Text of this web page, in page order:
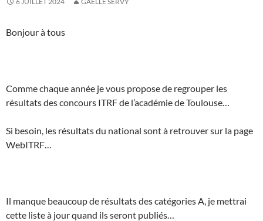
Bonjour à tous
Comme chaque année je vous propose de regrouper les
résultats des concours ITRF de l’académie de Toulouse…
Si besoin, les résultats du national sont à retrouver sur la page
WebITRF…
Il manque beaucoup de résultats des catégories A, je mettrai
cette liste à jour quand ils seront publiés…